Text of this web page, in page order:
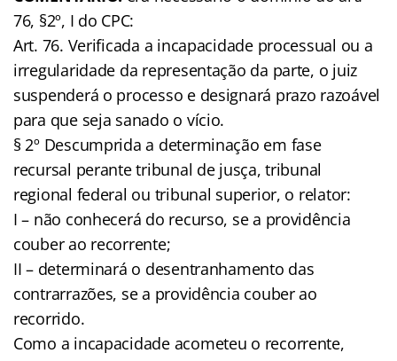
76, §2º, I do CPC:
Art. 76. Verificada a incapacidade processual ou a
irregularidade da representação da parte, o juiz
suspenderá o processo e designará prazo razoável
para que seja sanado o vício.
§ 2º Descumprida a determinação em fase
recursal perante tribunal de jusça, tribunal
regional federal ou tribunal superior, o relator:
I – não conhecerá do recurso, se a providência
couber ao recorrente;
II – determinará o desentranhamento das
contrarrazões, se a providência couber ao
recorrido.
Como a incapacidade acometeu o recorrente,